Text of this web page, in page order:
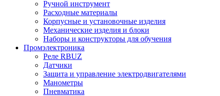
Ручной инструмент
Расходные материалы
Корпусные и установочные изделия
Механические изделия и блоки
Наборы и конструкторы для обучения
Промэлектроника
Реле RBUZ
Датчики
Защита и управление электродвигателями
Манометры
Пневматика